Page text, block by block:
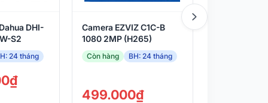
DHI-
S2
24 tháng
Camera EZVIZ C1C-B
1080 2MP (H265)
Còn hàng BH: 24 tháng
499.000₫